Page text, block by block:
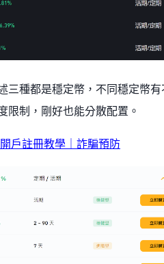
三種都是穩定幣，不同穩定幣有
限制，剛好也能分散配置。
戶註冊教學｜詐騙預防